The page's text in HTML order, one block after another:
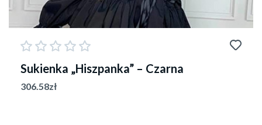
Sukienka „Hiszpanka” – Czarna
306.58zł